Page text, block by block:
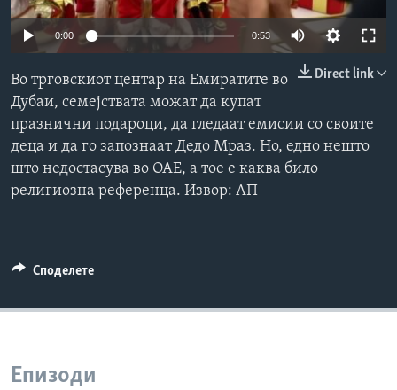
ИНТЕРВЈУА
Јазици
0:00 0:53
Direct link
Во трговскиот центар на Емиратите во
Дубаи, семејствата можат да купат
празнични подароци, да гледаат емисии со своите
деца и да го запознаат Дедо Мраз. Но, едно нешто
што недостасува во ОАЕ, а тое е каква било
религиозна референца. Извор: АП
Споделете
Епизоди